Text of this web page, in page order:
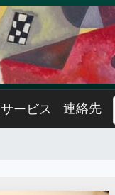
ービス 連絡先